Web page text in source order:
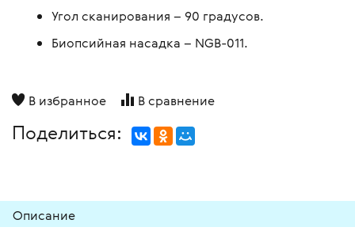
Угол сканирования – 90 градусов.
Биопсийная насадка – NGB-011.
В избранное В сравнение
Поделиться:
Описание